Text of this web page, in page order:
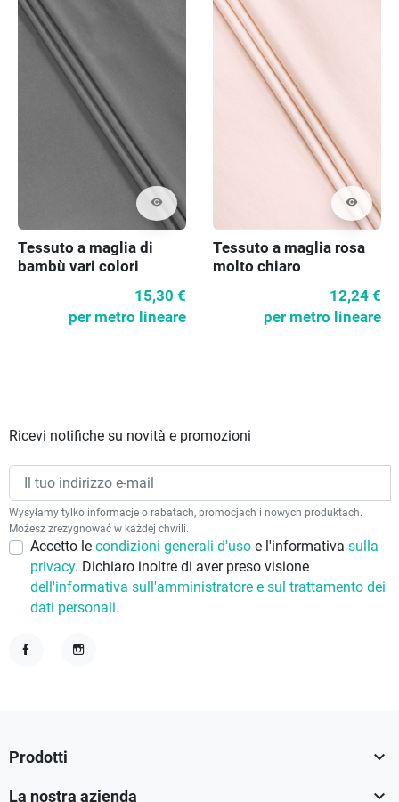
visibility
Tessuto a maglia di
bambù vari colori
15,30 €
per metro lineare
visibility
Tessuto a maglia rosa
molto chiaro
12,24 €
per metro lineare
Ricevi notifiche su novità e promozioni
Wysyłamy tylko informacje o rabatach, promocjach i nowych produktach.
Możesz zrezygnować w każdej chwili.
Accetto le condizioni generali d'uso e l'informativa sulla
privacy. Dichiaro inoltre di aver preso visione
dell'informativa sull'amministratore e sul trattamento dei
dati personali.
Prodotti 
La nostra azienda 